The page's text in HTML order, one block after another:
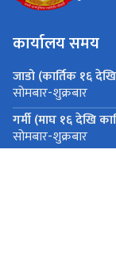
कार्यालय समय
जाडो (कार्तिक १६
सोमबार-शुक्रबार
गर्मी (माघ १६ देखि
सोमबार-शुक्रबार